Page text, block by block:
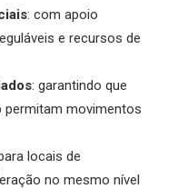
: com apoio
e recursos de
: garantindo que
permitam movimentos
locais de
no mesmo nível